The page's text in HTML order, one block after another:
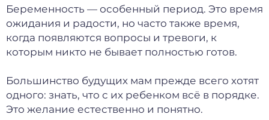
Беременность — особенный период. Это время
ожидания и радости, но часто также время,
когда появляются вопросы и тревоги, к
которым никто не бывает полностью готов.
Большинство будущих мам прежде всего хотят
одного: знать, что с их ребенком всё в порядке.
Это желание естественно и понятно.